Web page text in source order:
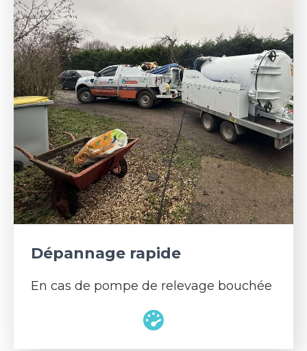
Dépannage rapide
En cas de pompe de relevage bouchée